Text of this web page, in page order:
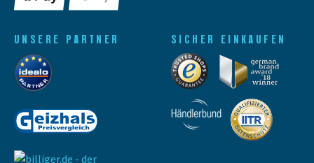
UNSERE PARTNER SICHER EINKAUFEN